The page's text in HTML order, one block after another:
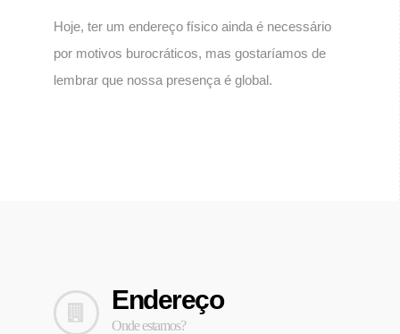
Hoje, ter um endereço físico ainda é necessário
por motivos burocráticos, mas gostaríamos de
lembrar que nossa presença é global.
Endereço
Onde estamos?